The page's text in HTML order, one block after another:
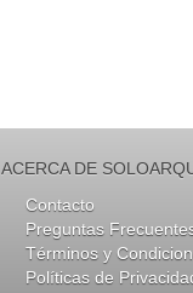
ACERCA DE
Contacto
Preguntas
Términos y
Políticas de